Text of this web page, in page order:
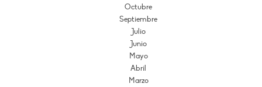
Octubre
Septiembre
Julio
Junio
Mayo
Abril
Marzo